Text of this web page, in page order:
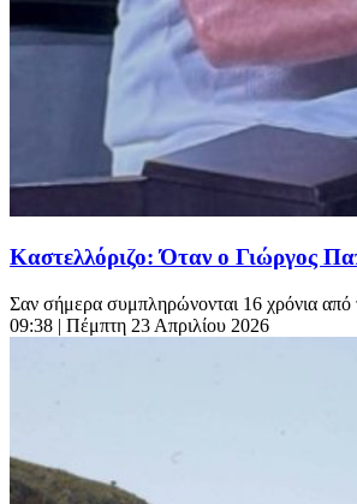
Καστελλόριζο: Όταν ο Γιώργος
Σαν σήμερα συμπληρώνονται 16 χρόνια
09:38 | Πέμπτη 23 Απριλίου 2026